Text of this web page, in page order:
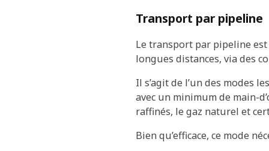
Transport par pipeline
Le transport par pipeline
longues distances, via des
Il s’agit de l’un des modes
avec un minimum de main-
raffinés, le gaz naturel et
Bien qu’efficace, ce mode